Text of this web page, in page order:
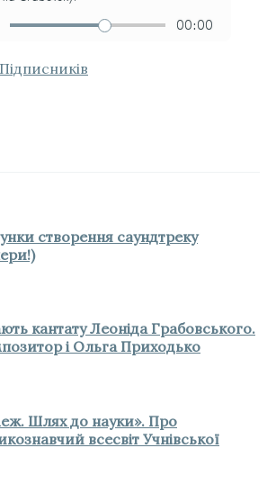
Підписників
створення саундтреку
кантату Леоніда Грабовського.
і Ольга Приходько
Шлях до науки». Про
всесвіт Учнівської